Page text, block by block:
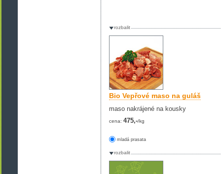
rozbalit
Bio Vepřové maso na guláš
maso nakrájené na kousky
cena: 475,-/kg
mladá prasata
rozbalit